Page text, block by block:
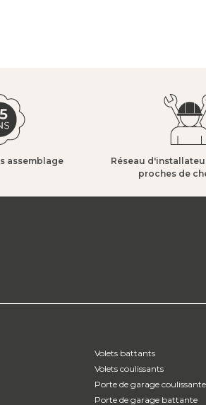
assemblage​
Réseau
proches de
Volets battants
Volets coulissants
Porte de garage coulissante
Porte de garage battante